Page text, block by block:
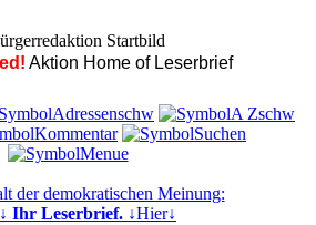
Aktion Home of Leserbrief
der demokratischen Meinung:
Ihr Leserbrief. ↓Hier↓